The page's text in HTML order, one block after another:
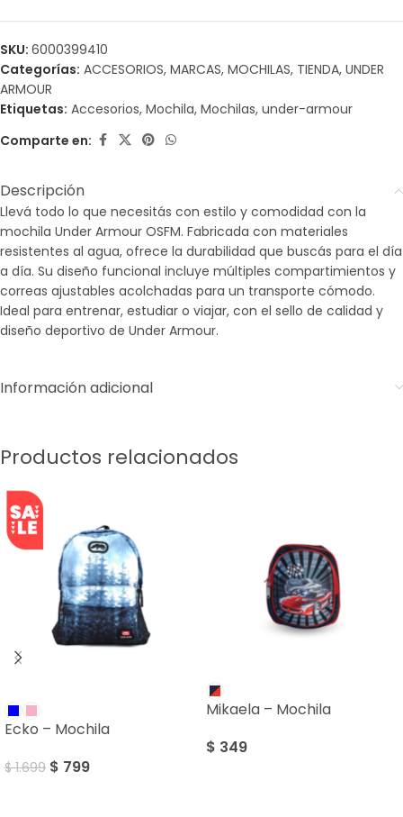
SKU: 6000399410
Categorías: ACCESORIOS, MARCAS, MOCHILAS, TIENDA, UNDER
ARMOUR
Etiquetas: Accesorios, Mochila, Mochilas, under-armour
Comparte en:
Descripción
Llevá todo lo que necesitás con estilo y comodidad con la
mochila Under Armour OSFM. Fabricada con materiales
resistentes al agua, ofrece la durabilidad que buscás para el día
a día. Su diseño funcional incluye múltiples compartimientos y
correas ajustables acolchadas para un transporte cómodo.
Ideal para entrenar, estudiar o viajar, con el sello de calidad y
diseño deportivo de Under Armour.
Información adicional
Productos relacionados
Ecko – Mochila
$1.699 $ 799
Mikaela – Mochila
$ 349